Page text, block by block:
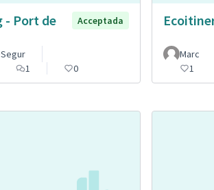
- Port de
Acceptada
Segur
1 0
Marc
1